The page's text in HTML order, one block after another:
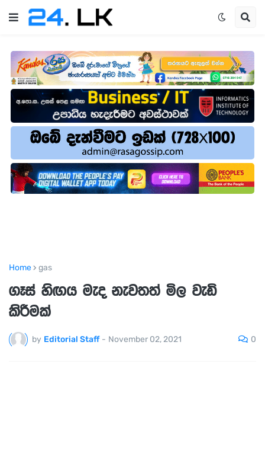
Home gas
ගෑස් හිඟය මැද නැවතත් මිල වැඩි
කිරීමක්
by Editorial Staff - November 02, 2021 0